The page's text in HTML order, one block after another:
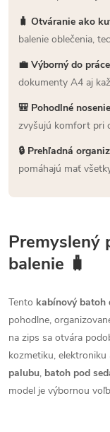
🧳 Otváranie ako
balenie oblečenia,
💼 Výborný do
dokumenty A4 aj
🎒 Pohodlné
zvyšujú komfort pri
🔒 Prehľadná
pomáhajú mať
Premyslený
balenie 🧳
Tento kabínový batoh
pohodlne,
na zips sa otvára
kozmetiku,
palubu, batoh pod
model je výbornou